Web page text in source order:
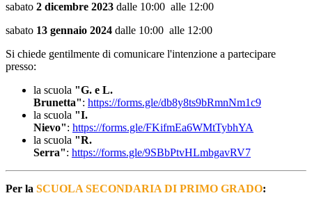
sabato 2 dicembre 2023 dalle 10:00 alle 12:00
sabato 13 gennaio 2024 dalle 10:00 alle 12:00
Si chiede gentilmente di comunicare l'intenzione a partecipare
presso:
la scuola "G. e L.
Brunetta": https://forms.gle/db8y8ts9bRmnNm1c9
la scuola "I.
Nievo": https://forms.gle/FKifmEa6WMtTybhYA
la scuola "R.
Serra": https://forms.gle/9SBbPtvHLmbgavRV7
Per la SCUOLA SECONDARIA DI PRIMO GRADO: